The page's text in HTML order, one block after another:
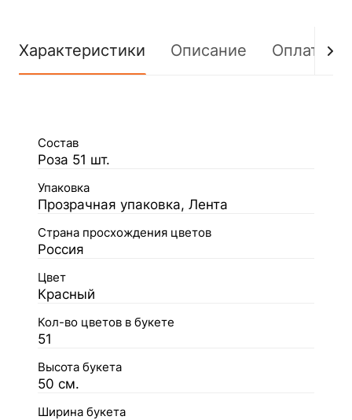
Характеристики Описание Оплата
Состав
Роза 51 шт.
Упаковка
Прозрачная упаковка, Лента
Страна просхождения цветов
Россия
Цвет
Красный
Кол-во цветов в букете
51
Высота букета
50 см.
Ширина букета